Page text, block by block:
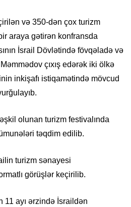
və 350-dən çox turizm
araya gətirən konfransda
İsrail Dövlətində fövqəladə və
çıxış edərək iki ölkə
inkişafı istiqamətində mövcud
olunan turizm festivalında
təqdim edilib.
turizm sənayesi
görüşlər keçirilib.
ayı ərzində İsraildən